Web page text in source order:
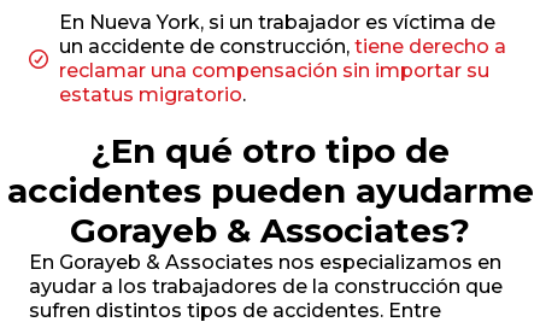
En Nueva York, si un trabajador es víctima de
un accidente de construcción, tiene derecho a
reclamar una compensación sin importar su
estatus migratorio.
¿En qué otro tipo de
accidentes pueden ayudarme
Gorayeb & Associates?
En Gorayeb & Associates nos especializamos en
ayudar a los trabajadores de la construcción que
sufren distintos tipos de accidentes. Entre